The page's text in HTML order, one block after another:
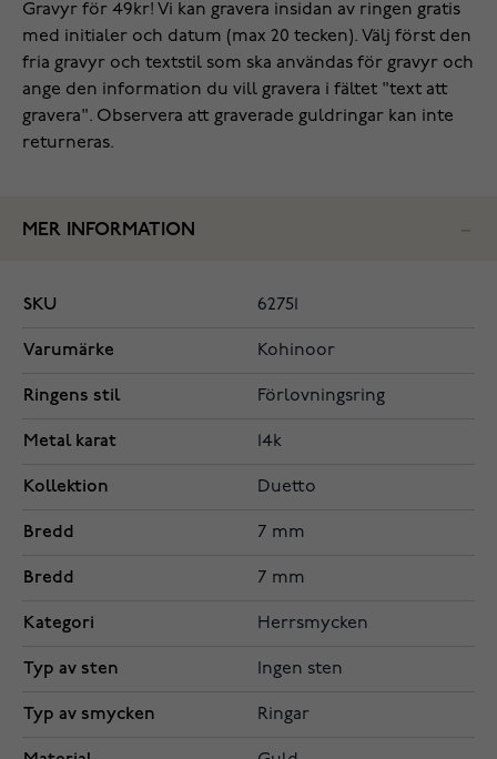
Gravyr för 49kr! Vi kan gravera insidan av ringen gratis
med initialer och datum (max 20 tecken). Välj först den
fria gravyr och textstil som ska användas för gravyr och
ange den information du vill gravera i fältet "text att
gravera". Observera att graverade guldringar kan inte
returneras.
MER INFORMATION
SKU 62751
Varumärke Kohinoor
Ringens stil Förlovningsring
Metal karat 14k
Kollektion Duetto
Bredd 7 mm
Bredd 7 mm
Kategori Herrsmycken
Typ av sten Ingen sten
Typ av smycken Ringar